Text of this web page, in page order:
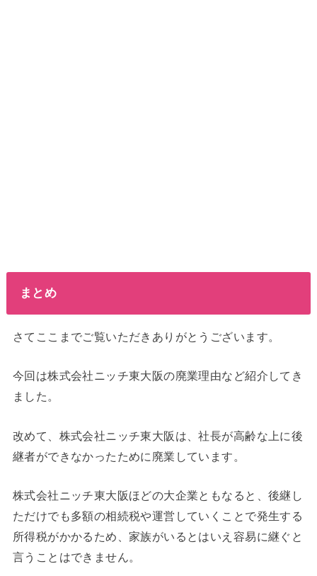
まとめ
さてここまでご覧いただきありがとうございます。
今回は株式会社ニッチ東大阪の廃業理由など紹介してき
ました。
改めて、株式会社ニッチ東大阪は、社長が高齢な上に後
継者ができなかったために廃業しています。
株式会社ニッチ東大阪ほどの大企業ともなると、後継し
ただけでも多額の相続税や運営していくことで発生する
所得税がかかるため、家族がいるとはいえ容易に継ぐと
言うことはできません。